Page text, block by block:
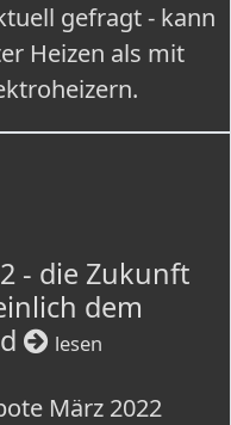
gefragt - kann
Heizen als mit
- die Zukunft
dem
lesen
März 2022